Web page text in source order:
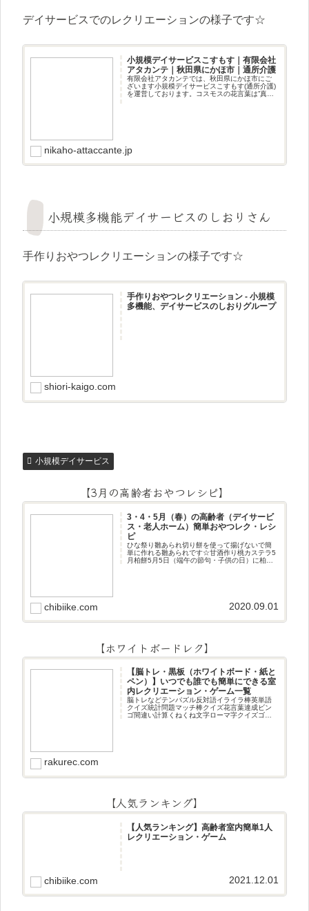
デイサービスでのレクリエーションの様子です☆
小規模デイサービスこすもす｜有限会社
アタカンテ｜秋田県にかほ市｜通所介護
有限会社アタカンテでは、秋田県にかほ市にご
ざいます小規模デイサービスこすもす(通所介護)
を運営しております。コスモスの花言葉は”真
nikaho-attaccante.jp
小規模多機能デイサービスのしおりさん
手作りおやつレクリエーションの様子です☆
手作りおやつレクリエーション - 小規模
多機能、デイサービスのしおりグループ
shiori-kaigo.com
小規模デイサービス
【3月の高齢者おやつレシピ】
3・4・5月（春）の高齢者（デイサービ
ス・老人ホーム）簡単おやつレク・レシ
ピ
ひな祭り雛あられ切り餅を使って揚げないで簡
単に作れる雛あられです☆甘酒作り桃カステラ5
月柏餅5月5日（端午の節句・子供の日）に柏餅
chibiike.com 2020.09.01
【ホワイトボードレク】
【脳トレ・黒板（ホワイトボード・紙と
ペン）】いつでも誰でも簡単にできる室
内レクリエーション・ゲーム一覧
脳トレなどテンパズル反対語イライラ棒英単語
クイズ統計問題マッチ棒クイズ花言葉達成ビン
ゴ間違い計算くねくね文字ローマ字クイズゴロ
rakurec.com
【人気ランキング】
【人気ランキング】高齢者室内簡単1人
レクリエーション・ゲーム
chibiike.com 2021.12.01